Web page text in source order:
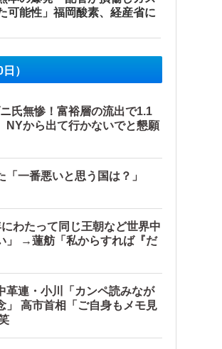
描けなくなってる」
可能性」福岡酸素、経産省に
）
氏無惨！富裕層の流出で1.1
NYから出て行かないでと懇願
「一番悪いと思う国は？」
わたって同じ王朝など世界中
」 →蓮舫「私からすれば『だ
革連・小川「カンペ読みなが
」 高市首相「ご自身もメモ見